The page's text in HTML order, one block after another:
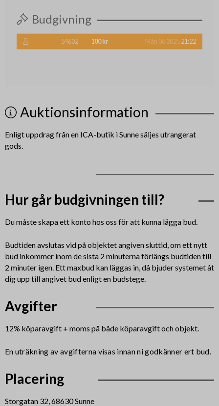
Budgivning
54602 100 kr Mån 06 202521:22
Auktionsinformation
Enligt uppdrag frånen ICA-butik i Sunnesäljes utrangerat
gods.
Hur går budgivningen till?
Du måste skapa ett konto hos oss för att kunna lägga bud.
Budtiden avslutas vid på objektet angiven sluttid, om ett nytt
bud inkommer inom de sista 2 minuterna förlängs budtiden till
2 minuter igen. Ett maxbud kan läggas in, då bjuder systemet åt
dig upp till angivet bud enligt en budstege.
Avgifter
12% köparavgift + moms på både köparavgift och objekt.
En uträkning av avgifterna visas innan ni godkänner ert bud.
Placering
Storgatan 32, 68630 Sunne